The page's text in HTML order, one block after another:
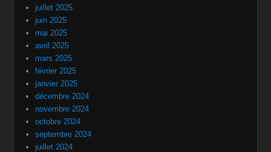
juillet 2025
juin 2025
mai 2025
avril 2025
mars 2025
février 2025
janvier 2025
décembre 2024
novembre 2024
octobre 2024
septembre 2024
juillet 2024